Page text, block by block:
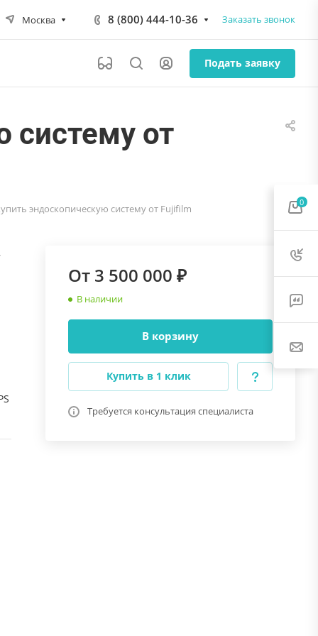
Москва 8 (800) 444-10-36 Заказать звонок
Подать заявку
систему от
эндоскопическую систему от Fujifilm
От 3 500 000 ₽
В наличии
В корзину
Купить в 1 клик
Требуется консультация специалиста
0